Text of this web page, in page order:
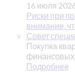
16 июля
Риски при
внимание,
Совет
Покупка
Подробнее